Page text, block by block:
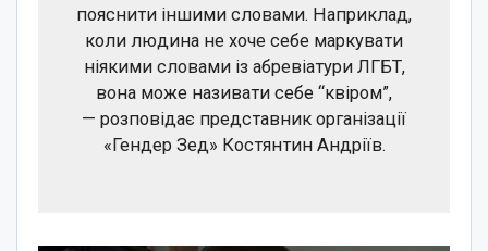
пояснити іншими словами. Наприклад,
коли людина не хоче себе маркувати
ніякими словами із абревіатури ЛГБТ,
вона може називати себе “квіром”,
— розповідає представник організації
«Гендер Зед» Костянтин Андріїв.